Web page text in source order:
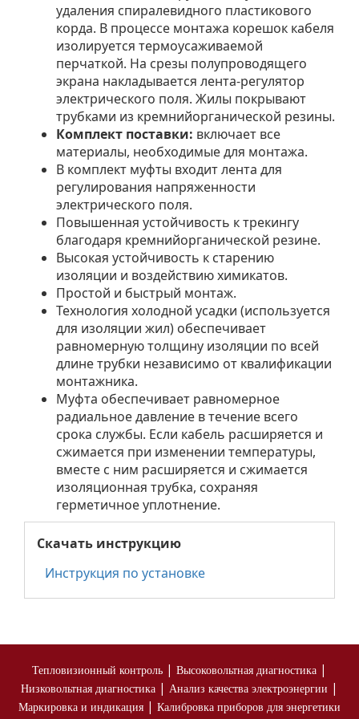
удаления спиралевидного пластикового
корда. В процессе монтажа корешок кабеля
изолируется термоусаживаемой
перчаткой. На срезы полупроводящего
экрана накладывается лента-регулятор
электрического поля. Жилы покрывают
трубками из кремнийорганической резины.
Комплект поставки: включает все
материалы, необходимые для монтажа.
В комплект муфты входит лента для
регулирования напряженности
электрического поля.
Повышенная устойчивость к трекингу
благодаря кремнийорганической резине.
Высокая устойчивость к старению
изоляции и воздействию химикатов.
Простой и быстрый монтаж.
Технология холодной усадки (используется
для изоляции жил) обеспечивает
равномерную толщину изоляции по всей
длине трубки независимо от квалификации
монтажника.
Муфта обеспечивает равномерное
радиальное давление в течение всего
срока службы. Если кабель расширяется и
сжимается при изменении температуры,
вместе с ним расширяется и сжимается
изоляционная трубка, сохраняя
герметичное уплотнение.
Скачать инструкцию
Инструкция по установке
Тепловизионный контроль | Высоковольтная диагностика |
Низковольтная диагностика | Анализ качества электроэнергии |
Маркировка и индикация | Калибровка приборов для энергетики